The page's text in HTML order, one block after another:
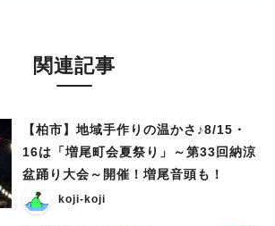
関連記事
【柏市】地域手作りの温かさ♪8/15・
16は「増尾町会夏祭り」～第33回納涼
盆踊り大会～開催！増尾音頭も！
koji-koji
#カフェ#スイーツ #パン#カレー#柏駅
い／教えて投稿記事
けた